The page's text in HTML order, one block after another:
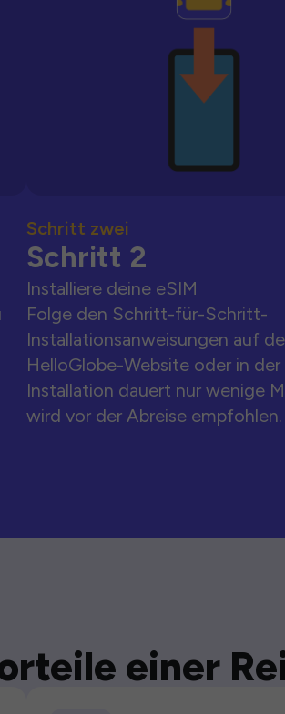
Schritt zwei
Schritt 2
Installiere deine eSIM
Folge den Schritt-für-Schritt-
Installationsanweisungen auf
HelloGlobe-Website oder in der
Installation dauert nur wenige
wird vor der Abreise empfohlen.
einer